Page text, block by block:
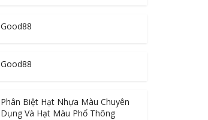
Good88
Good88
Phân Biệt Hạt Nhựa Màu Chuyên
Dụng Và Hạt Màu Phổ Thông